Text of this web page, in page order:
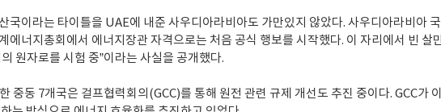
국이라는 타이틀을 UAE에 내준 사우디아라비아도 가만있지 않았다. 사우디아라비아
에너지총회에서 에너지장관 자격으로는 처음 공식 행보를 시작했다. 이 자리에서 빈
원자로를 시험 중”이라는 사실을 공개했다.
중동 7개국은 걸프협력회의(GCC)를 통해 원전 관련 규제 개선도 추진 중이다. GCC가